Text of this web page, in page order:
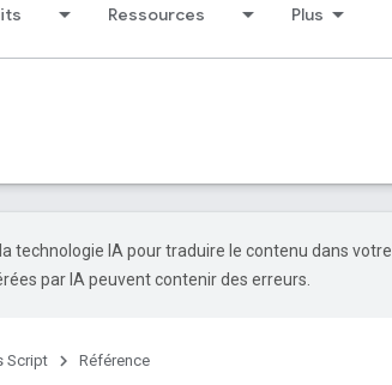
Ressources Plus
technologie IA pour traduire le contenu dans votre
par IA peuvent contenir des erreurs.
Script Référence